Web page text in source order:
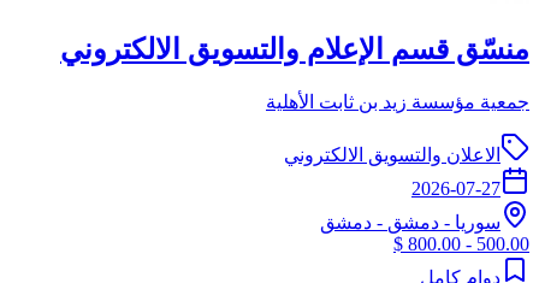
منسّق قسم الإعلام والتسويق الالكتروني
جمعية مؤسسة زيد بن ثابت الأهلية
الاعلان والتسويق الالكتروني
2026-07-27
سوريا - دمشق - دمشق
500.00 - 800.00 $
دوام كامل